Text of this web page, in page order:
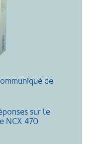
réservés
de
sur le
NCX 470